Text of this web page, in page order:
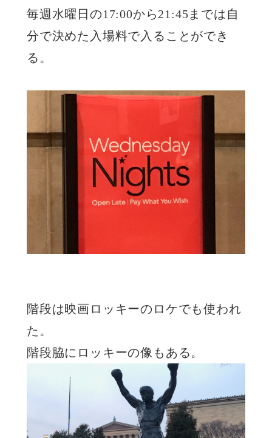
毎週水曜日の17:00から21:45までは自
分で決めた入場料で入ることができ
る。
階段は映画ロッキーのロケでも使われ
た。
階段脇にロッキーの像もある。